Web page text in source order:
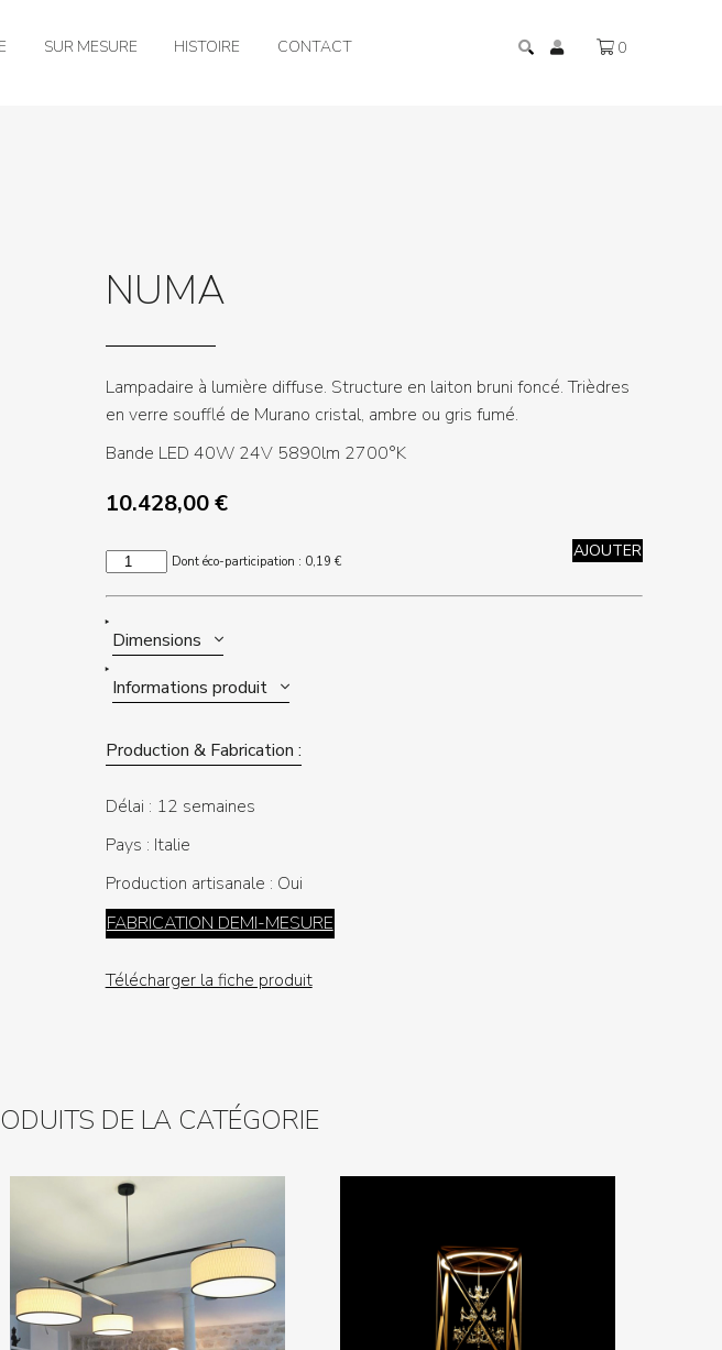
SUR MESURE HISTOIRE CONTACT 0
NUMA
Lampadaire à lumière diffuse. Structure en laiton bruni foncé. Trièdres
en verre soufflé de Murano cristal, ambre ou gris fumé.
Bande LED 40W 24V 5890lm 2700°K
10.428,00€
quantité AJOUTER
Dont éco-participation : 0,19€
Dimensions
Informations produit
Production & Fabrication :
Délai : 12 semaines
Pays : Italie
Production artisanale : Oui
FABRICATION DEMI-MESURE
Télécharger la fiche produit
DE LA CATÉGORIE